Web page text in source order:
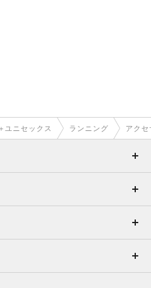
ユニセックス ランニング アク